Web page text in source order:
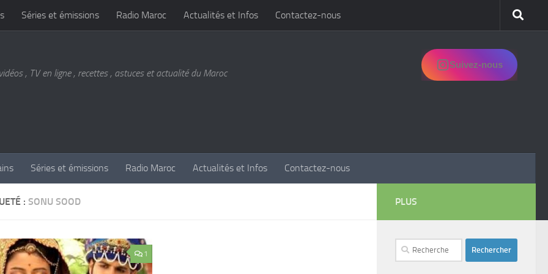
Séries et émissions Radio Maroc Actualités et Infos Contactez-nous
, TV en ligne , recettes , astuces et actualité du Maroc
Suivez-nous
Séries et émissions Radio Maroc Actualités et Infos Contactez-nous
: SONU SOOD
1
PLUS
Rechercher :